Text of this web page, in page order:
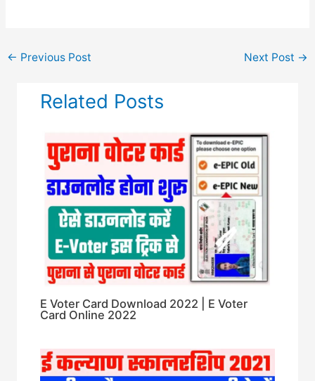
← Previous Post Next Post →
Related Posts
E Voter Card Download 2022 | E Voter
Card Online 2022